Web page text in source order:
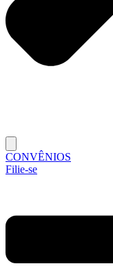
CONVÊNIOS
Filie-se